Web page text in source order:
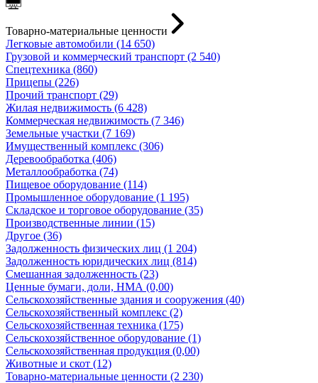
Товарно-материальные ценности
Легковые автомобили (14 650)
Грузовой и коммерческий транспорт (2 540)
Спецтехника (860)
Прицепы (226)
Прочий транспорт (29)
Жилая недвижимость (6 428)
Коммерческая недвижимость (7 346)
Земельные участки (7 169)
Имущественный комплекс (306)
Деревообработка (406)
Металлообработка (74)
Пищевое оборудование (114)
Промышленное оборудование (1 195)
Складское и торговое оборудование (35)
Производственные линии (15)
Другое (36)
Задолженность физических лиц (1 204)
Задолженность юридических лиц (814)
Смешанная задолженность (23)
Ценные бумаги, доли, НМА (0,00)
Сельскохозяйственные здания и сооружения (40)
Сельскохозяйственный комплекс (2)
Сельскохозяйственная техника (175)
Сельскохозяйственное оборудование (1)
Сельскохозяйственная продукция (0,00)
Животные и скот (12)
Товарно-материальные ценности (2 230)